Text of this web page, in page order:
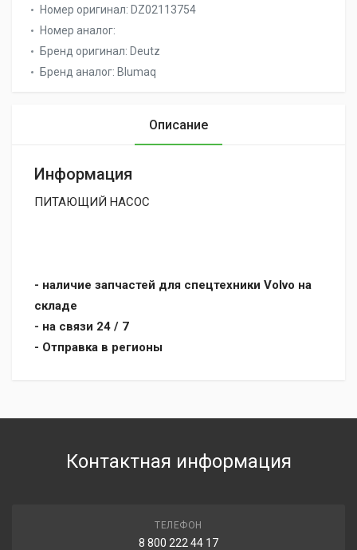
Номер оригинал: DZ02113754
Номер аналог:
Бренд оригинал: Deutz
Бренд аналог: Blumaq
Описание
Информация
ПИТАЮЩИЙ НАСОС
- наличие запчастей для спецтехники Volvo на
складе
- на связи 24 / 7
- Отправка в регионы
Контактная информация
ТЕЛЕФОН
8 800 222 44 17